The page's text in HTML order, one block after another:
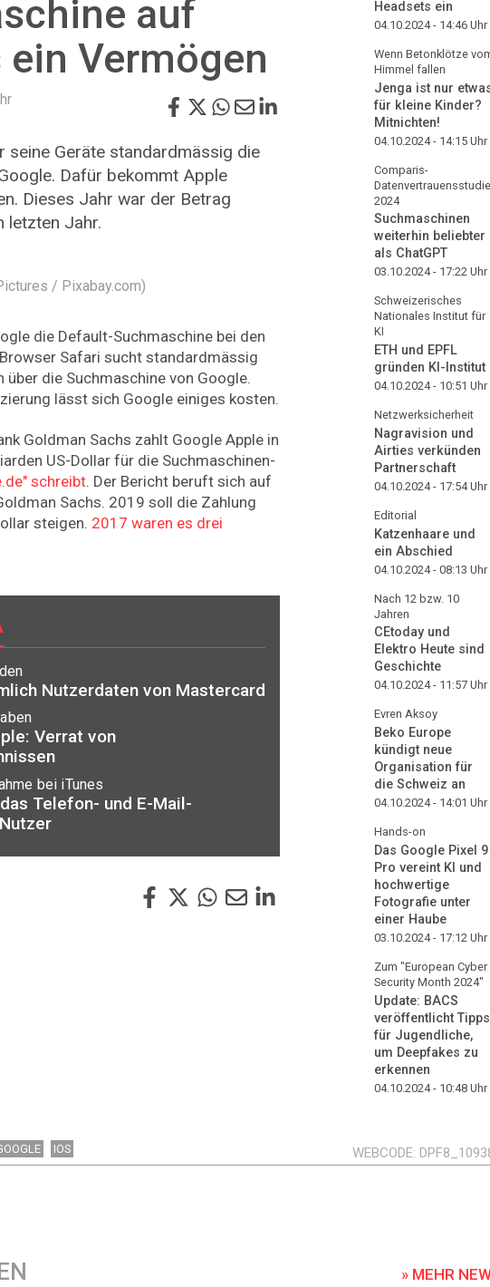
auf
Vermögen
seine Geräte standardmässig die
Dafür bekommt Apple
Dieses Jahr war der Betrag
letzten Jahr.
/ Pixabay.com)
die Default-Suchmaschine bei den
Safari sucht standardmässig
über die Suchmaschine von Google.
lässt sich Google einiges kosten.
Goldman Sachs zahlt Google Apple in
US-Dollar für die Suchmaschinen-
schreibt. Der Bericht beruft sich auf
Sachs. 2019 soll die Zahlung
steigen. 2017 waren es drei
Nutzerdaten von Mastercard
Verrat von
bei iTunes
Telefon- und E-Mail-
Headsets ein
04.10.2024 - 14:46 Uhr
Wenn Betonklötze
Himmel fallen
Jenga ist nur
für kleine Kinder?
Mitnichten!
04.10.2024 - 14:15 Uhr
Comparis-
Datenvertrauensstudie
2024
Suchmaschinen
weiterhin beliebter
als ChatGPT
03.10.2024 - 17:22 Uhr
Schweizerisches
Nationales Institut für
KI
ETH und EPFL
gründen KI-Institut
04.10.2024 - 10:51 Uhr
Netzwerksicherheit
Nagravision und
Airties verkünden
Partnerschaft
04.10.2024 - 17:54Uhr
Editorial
Katzenhaare und
ein Abschied
04.10.2024 - 08:13 Uhr
Nach 12 bzw. 10
Jahren
CEtoday und
Elektro Heute sind
Geschichte
04.10.2024 - 11:57 Uhr
Evren Aksoy
Beko Europe
kündigt neue
Organisation für
die Schweiz an
04.10.2024 - 14:01 Uhr
Hands-on
Das Google Pixel 9
Pro vereint KI und
hochwertige
Fotografie unter
einer Haube
03.10.2024 - 17:12 Uhr
Zum "European Cyber
Security Month 2024"
Update: BACS
veröffentlicht Tipps
für Jugendliche,
um Deepfakes zu
erkennen
04.10.2024 - 10:48 Uhr
IOS WEBCODE
» MEHR